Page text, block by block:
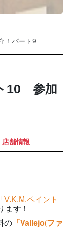
！パート9
10 参加
店舗情報
「V.K.M.ペイント
ます！
の 「Vallejo(ファ